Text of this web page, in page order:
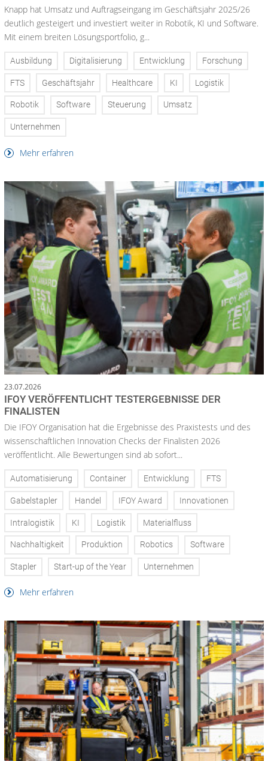
Knapp hat Umsatz und Auftragseingang im Geschäftsjahr 2025/26
deutlich gesteigert und investiert weiter in Robotik, KI und Software.
Mit einem breiten Lösungsportfolio, g...
Ausbildung Digitalisierung Entwicklung Forschung
FTS Geschäftsjahr Healthcare KI Logistik
Robotik Software Steuerung Umsatz
Unternehmen
Mehr erfahren
23.07.2026
IFOY VERÖFFENTLICHT TESTERGEBNISSE DER
FINALISTEN
Die IFOY Organisation hat die Ergebnisse des Praxistests und des
wissenschaftlichen Innovation Checks der Finalisten 2026
veröffentlicht. Alle Bewertungen sind ab sofort...
Automatisierung Container Entwicklung FTS
Gabelstapler Handel IFOY Award Innovationen
Intralogistik KI Logistik Materialfluss
Nachhaltigkeit Produktion Robotics Software
Stapler Start-up of the Year Unternehmen
Mehr erfahren